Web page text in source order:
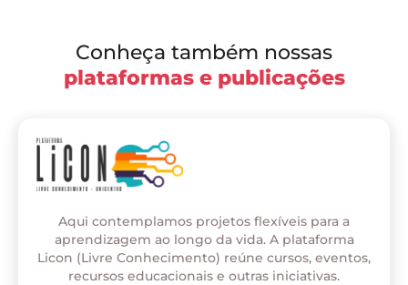
Conheça também nossas
plataformas e publicações
Aqui contemplamos projetos flexíveis para a
aprendizagem ao longo da vida. A plataforma
Licon (Livre Conhecimento) reúne cursos, eventos,
recursos educacionais e outras iniciativas.